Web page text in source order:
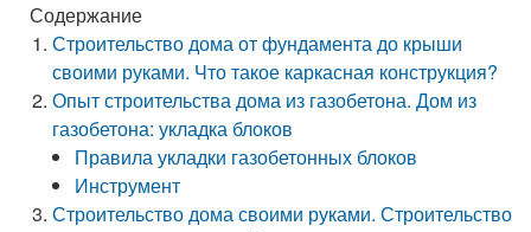
Содержание
Строительство дома от фундамента до крыши
своими руками. Что такое каркасная конструкция?
Опыт строительства дома из газобетона. Дом из
газобетона: укладка блоков
Правила укладки газобетонных блоков
Инструмент
Строительство дома своими руками. Строительство